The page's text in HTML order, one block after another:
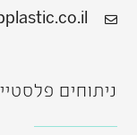
ניתוחים